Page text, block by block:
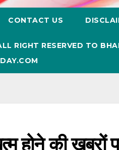
CONTACT US
RIGHT RESERVED TO
होने की खबरों